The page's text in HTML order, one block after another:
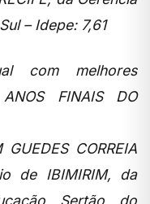
– Idepe: 7,61
com melhores
FINAIS DO
CORREIA
de IBIMIRIM, da
Sertão do